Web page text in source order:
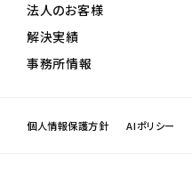
法人のお客様
解決実績
事務所情報
個人情報保護方針 AIポリシー